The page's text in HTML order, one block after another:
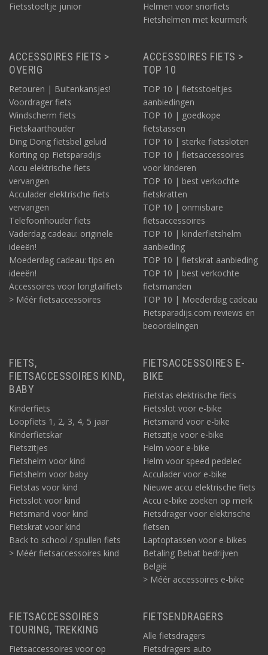
Fietsstoeltje junior
Helmen voor snorfiets
Fietshelmen met keurmerk
ACCESSOIRES FIETS >
OVERIG
Retouren | Buitenkansjes!
Voordrager fiets
Windscherm fiets
Fietskaarthouder
Ding Dong fietsbel geluid
Korting op Fietsparadijs
Accu elektrische fiets
vervangen
Acculader elektrische fiets
vervangen
Telefoonhouder fiets
Vaderdag cadeau: originele
ideeën!
Moederdag cadeau: tips en
ideeën!
Accessoires voor longtailfiets
> Méér fietsaccessoires
ACCESSOIRES FIETS >
TOP 10
TOP 10 | fietsstoeltjes
aanbiedingen
TOP 10 | goedkope
fietstassen
TOP 10 | sterke fietssloten
TOP 10 | fietsaccessoires
voor kinderen
TOP 10 | best verkochte
fietskratten
TOP 10 | onmisbare
fietsaccessoires
TOP 10 | kinderfietshelm
aanbieding
TOP 10 | fietskrat aanbieding
TOP 10 | best verkochte
fietsmanden
TOP 10 | Moederdag cadeau
Fietsparadijs.com reviews en
beoordelingen
FIETS,
FIETSACCESSOIRES KIND,
BABY
Kinderfiets
Loopfiets 1, 2, 3, 4, 5 jaar
Kinderfietskar
Fietszitjes
Fietshelm voor kind
Fietshelm voor baby
Fietstas voor kind
Fietsslot voor kind
Fietsmand voor kind
Fietskrat voor kind
Back to school / spullen fiets
> Méér fietsaccessoires kind
FIETSACCESSOIRES E-
BIKE
Fietstas elektrische fiets
Fietsslot voor e-bike
Fietsmand voor e-bike
Fietszitje voor e-bike
Helm voor e-bike
Helm voor speed pedelec
Acculader voor e-bike
Nieuwe accu elektrische fiets
Accu e-bike zoeken op merk
Fietsdrager voor elektrische
fietsen
Laptoptassen voor e-bikes
Betaling Bebat bedrijven
België
> Méér accessoires e-bike
FIETSACCESSOIRES
TOURING, TREKKING
Fietsaccessoires voor op
FIETSENDRAGERS
Alle fietsdragers
Fietsdragers auto